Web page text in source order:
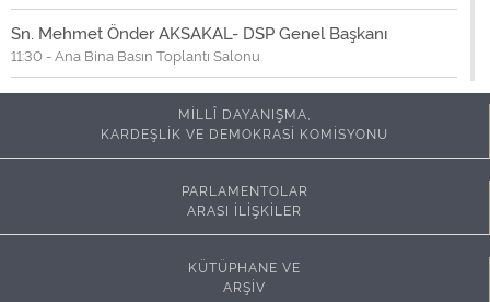
Sn. Mehmet Önder AKSAKAL- DSP Genel Başkanı
11:30 - Ana Bina Basın Toplantı Salonu
Sn. Sevda ERDAN KILIÇ- CHP Grup Başkanvekili
12:00 - Ana Bina Basın Toplantı Salonu
12:30 - Ana Bina Basın Toplantı Salonu
Sn. Ejder AÇIKKAPI- AK Parti Elazığ Milletvekili
13:00 - Ana Bina Basın Toplantı Salonu
MİLLÎ DAYANIŞMA,
KARDEŞLİK VE DEMOKRASİ KOMİSYONU
PARLAMENTOLAR
ARASI İLİŞKİLER
KÜTÜPHANE VE
ARŞİV